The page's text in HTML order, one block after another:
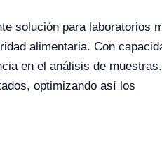
solución para laboratorios
alimentaria. Con
en el análisis de muestras.
optimizando así los